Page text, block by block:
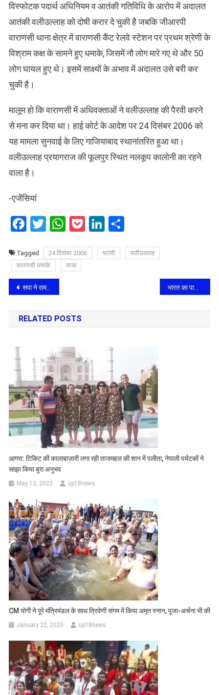
विस्फोटक पदार्थ अधिनियम व आतंकी गतिविधि के आरोप में अदालत
आतंकी वलीउल्लाह को दोषी करार दे चुकी है जबकि जीआरपी
वाराणसी थाना क्षेत्र में वाराणसी कैंट रेलवे स्टेशन पर प्रथम श्रेणी के
विश्राम कक्ष के सामने हुए धमाके, जिसमें नौ लोग मारे गए थे और 50
लोग घायल हुए थे। इसमें साक्ष्यों के अभाव में अदालत उसे बरी कर
चुकी है।
मालूम हो कि वाराणसी में अधिवक्ताओं ने वलीउल्लाह की पैरवी करने
से मना कर दिया था। हाई कोर्ट के आदेश पर 24 दिसंबर 2006 को
यह मामला सुनवाई के लिए गाजियाबाद स्थानांतरित हुआ था।
वलीउल्लाह प्रयागराज की फूलपुर स्थित नलकूप कालोनी का रहने
वाला है।
-एजेंसियां
Facebook
Twitter
WhatsApp
PocketLinkedIn
Share
Tagged 24 दिसंबर 2006 फांसी
वलीउल्लाह
वाराणसी धमाके
सजा
Post
navigation
सपा ने रामपुर से आसिम रजा और आजमगढ़ से धर्मेन्‍द्र का नामांकन कराया भारत का पाक को जवाब, पाकिस्‍तान अपने यहां अल्पसंख्यकों की सुरक्षा पर ध्यान दे
RELATED POSTS
आगरा: टिकिट की कालाबाज़ारी लगा रही ताजमहल की शान में पलीता, नेपाली पर्यटकों ने
साझा किया बुरा अनुभव
May 13, 2022 up18news
CM योगी ने पूरे मंत्रिमंडल के साथ त्रिवेणी संगम में किया अमृत स्नान, पूजा-अर्चना भी की
January 22, 2025 up18news